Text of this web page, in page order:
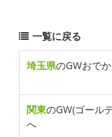
一覧に戻る
埼玉県のGWおで
関東のGW(ゴール
へ